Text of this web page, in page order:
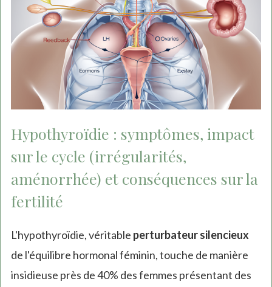
Hypothyroïdie : symptômes, impact
sur le cycle (irrégularités,
aménorrhée) et conséquences sur la
fertilité
L'hypothyroïdie, véritable perturbateur silencieux
de l'équilibre hormonal féminin, touche de manière
insidieuse près de 40% des femmes présentant des